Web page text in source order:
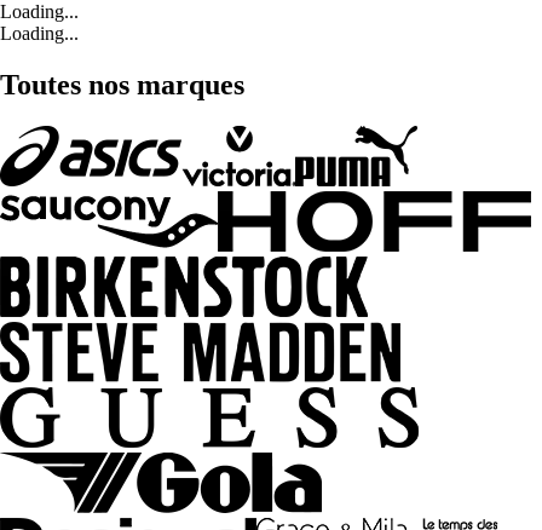
Loading...
Loading...
Toutes nos marques